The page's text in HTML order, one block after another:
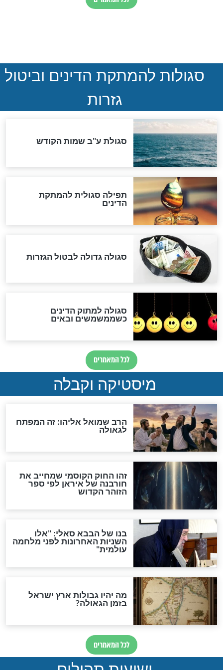
ההסכם החשאי של טראמפ
ואיראן: בלי שקיפות ועם הרבה
סימני שאלה
המסמך האבוד שנחשף
במרתפי מוסקבה: כתב היד
הנדיר של הרשב"ם התגלה
שורדת השואה שחוגגת 100:
"מודה לקב"ה על כל השנים"
לכל המאמרים
אחרית הימים
האם אפשר לחשב את הקץ?
מה יהיה בימות המשיח?
"לפני הגאולה תהיה אפיקורסות
והכחשה גדולה מאוד של
האמונה"
האם לאחר בוא המשיח יהיה
אפשר לחזור בתשובה?